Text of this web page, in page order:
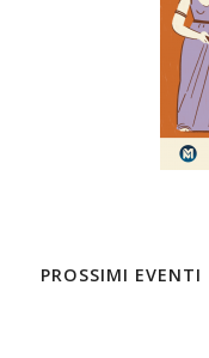
PROSSIMI EVENTI